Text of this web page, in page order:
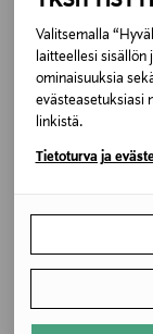
Valitsemalla
laitteellesi sisällön
ominaisuuksia
evästeasetuksiasi
linkistä.
Tietoturva ja
Ei lainkaan
Hoito-ohjeet
Hienopesu 30
TRR TRUE RED
Koko
80D
ALE –41%